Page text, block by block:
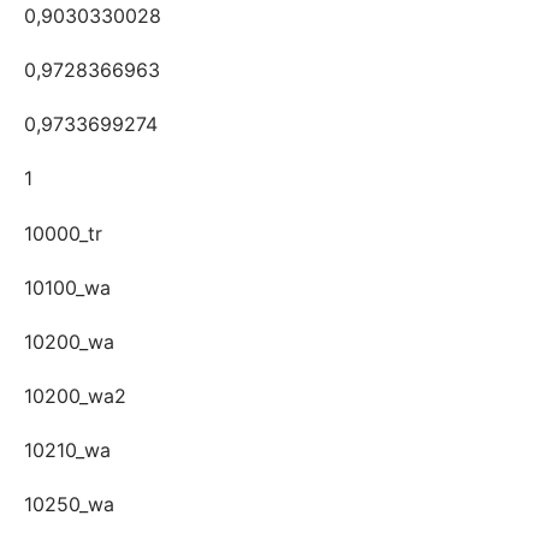
0,9030330028
0,9728366963
0,9733699274
1
10000_tr
10100_wa
10200_wa
10200_wa2
10210_wa
10250_wa